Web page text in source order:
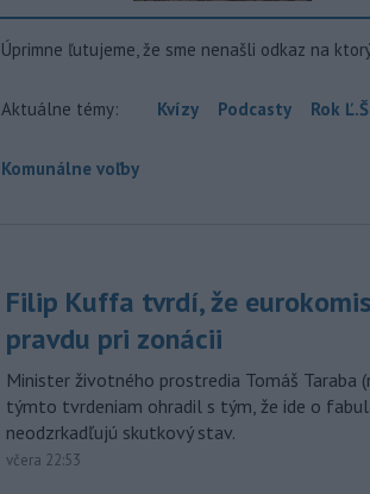
Úprimne ľutujeme, že sme nenašli odkaz na
Aktuálne témy: Kvízy Podcasty Rok
Komunálne voľby
Filip Kuffa tvrdí, že
pravdu pri zonácii
Minister životného prostredia Tomáš Taraba
týmto tvrdeniam ohradil s tým, že ide o
neodzrkadľujú skutkový stav.
včera 22:53